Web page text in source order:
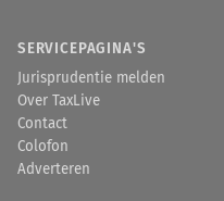
SERVICEPAGINA'S
Jurisprudentie melden
Over TaxLive
Contact
Colofon
Adverteren